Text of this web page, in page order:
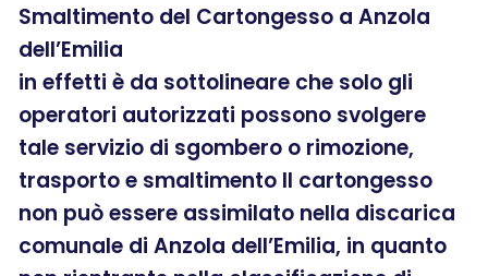
Smaltimento del Cartongesso a Anzola
dell’Emilia
in effetti è da sottolineare che solo gli
operatori autorizzati possono svolgere
tale servizio di sgombero o rimozione,
trasporto e smaltimento Il cartongesso
non può essere assimilato nella discarica
comunale di Anzola dell’Emilia, in quanto